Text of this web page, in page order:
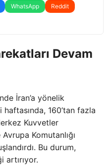
WhatsApp
Reddit
Devam
İran’a yönelik
haftasında, 160’tan fazla
Kuvvetler
Komutanlığı
Bu durum,